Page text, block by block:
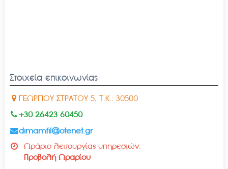
Στοιχεία επικοινωνίας
ΓΕΩΡΓΙΟΥ ΣΤΡΑΤΟΥ 5, Τ.Κ.: 30500
+30 26423 60450
dimamfil@otenet.gr
Ωράριο λειτουργίας υπηρεσιών:
Προβολή Ωραρίου